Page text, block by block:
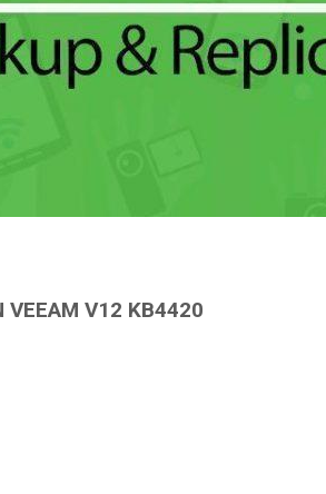
VEEAM V12 KB4420